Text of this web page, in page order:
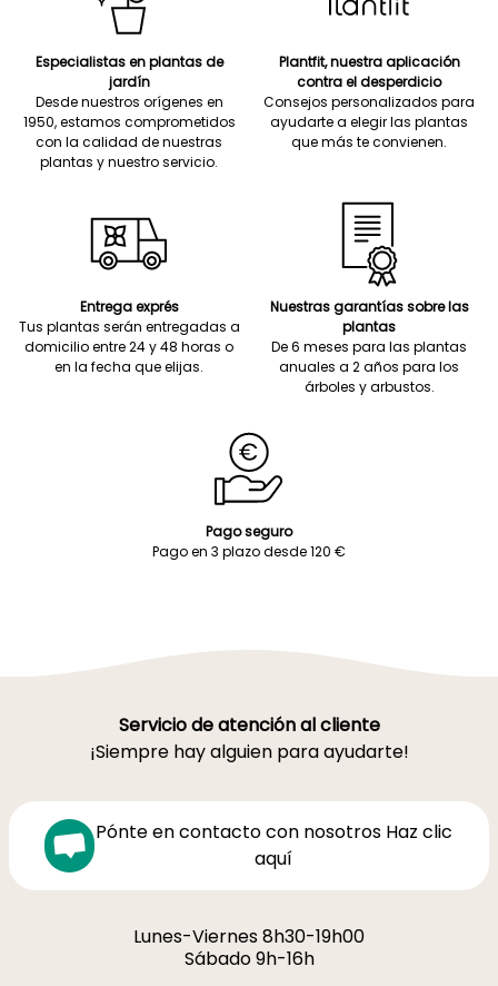
Especialistas en plantas de
jardín
Desde nuestros orígenes en
1950, estamos comprometidos
con la calidad de nuestras
plantas y nuestro servicio.
Plantfit, nuestra aplicación
contra el desperdicio
Consejos personalizados para
ayudarte a elegir las plantas
que más te convienen.
Entrega exprés
Tus plantas serán entregadas a
domicilio entre 24 y 48 horas o
en la fecha que elijas.
Nuestras garantías sobre las
plantas
De 6 meses para las plantas
anuales a 2 años para los
árboles y arbustos.
Pago seguro
Pago en 3 plazo desde 120 €
Servicio de atención al cliente
¡Siempre hay alguien para ayudarte!
Pónte en contacto con nosotros Haz clic
aquí
Lunes-Viernes 8h30-19h00
Sábado 9h-16h